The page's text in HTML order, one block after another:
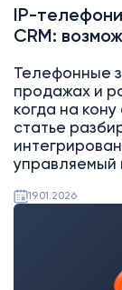
IP-
CRM:
Телефонные
продажах и
когда на
статье
управляемый
19.01.2026